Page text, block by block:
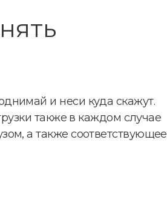
и неси куда скажут.
также в каждом случае
а также соответствующее